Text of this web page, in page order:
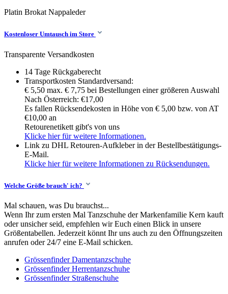
Platin Brokat Nappaleder
Kostenloser Umtausch im Store
Transparente Versandkosten
14 Tage Rückgaberecht
Transportkosten Standardversand:
€ 5,50 max. € 7,75 bei Bestellungen einer größeren Auswahl
Nach Österreich: €17,00
Es fallen Rücksendekosten in Höhe von € 5,00 bzw. von AT
€10,00 an
Retourenetikett gibt's von uns
Klicke hier für weitere Informationen.
Link zu DHL Retouren-Aufkleber in der Bestellbestätigungs-
E-Mail.
Klicke hier für weitere Informationen zu Rücksendungen.
Welche Größe brauch' ich?
Mal schauen, was Du brauchst...
Wenn Ihr zum ersten Mal Tanzschuhe der Markenfamilie Kern kauft
oder unsicher seid, empfehlen wir Euch einen Blick in unsere
Größentabellen. Jederzeit könnt Ihr uns auch zu den Öffnungszeiten
anrufen oder 24/7 eine E-Mail schicken.
Grössenfinder Damentanzschuhe
Grössenfinder Herrentanzschuhe
Grössenfinder Straßenschuhe